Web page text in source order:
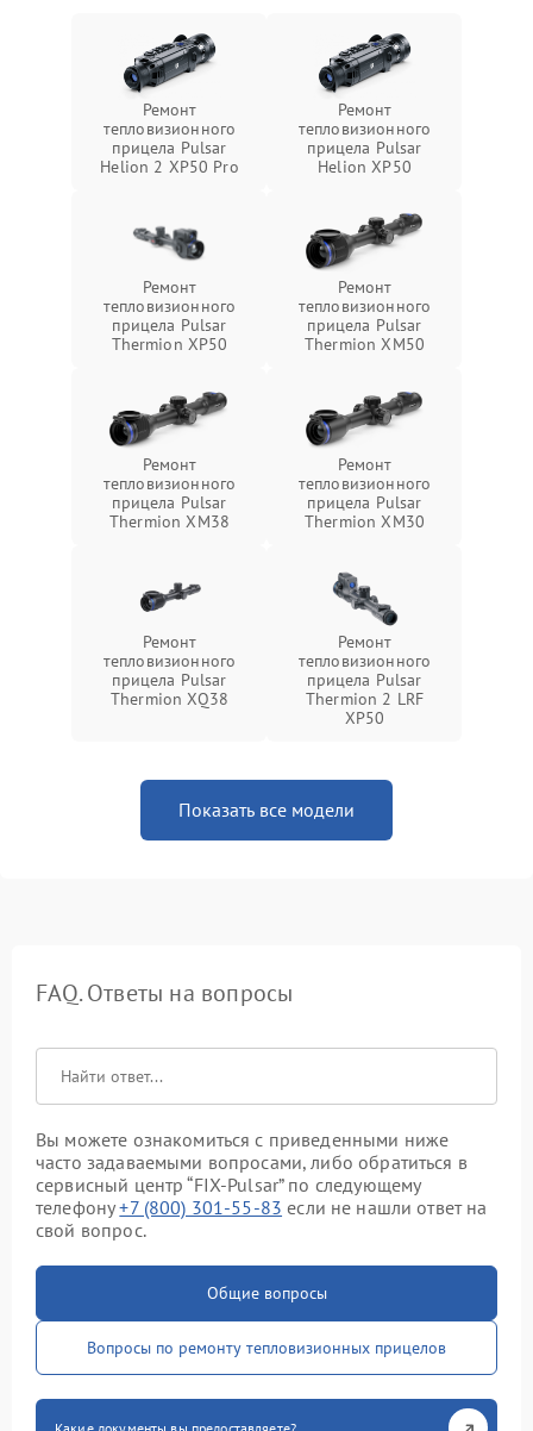
Ремонт
тепловизионного
прицела Pulsar
Helion 2 XP50 Pro
Ремонт
тепловизионного
прицела Pulsar
Helion XP50
Ремонт
тепловизионного
прицела Pulsar
Thermion XP50
Ремонт
тепловизионного
прицела Pulsar
Thermion XM50
Ремонт
тепловизионного
прицела Pulsar
Thermion XM38
Ремонт
тепловизионного
прицела Pulsar
Thermion XM30
Ремонт
тепловизионного
прицела Pulsar
Thermion XQ38
Ремонт
тепловизионного
прицела Pulsar
Thermion 2 LRF
XP50
Показать все модели
FAQ. Ответы на вопросы
Вы можете ознакомиться с приведенными ниже
часто задаваемыми вопросами, либо обратиться в
сервисный центр “FIX-Pulsar” по следующему
телефону+7 (800) 301-55-83 если не нашли ответ на
свой вопрос.
Общие вопросы
Вопросы по ремонту тепловизионных прицелов